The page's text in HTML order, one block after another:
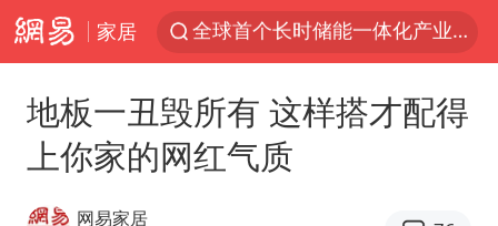
家居
台风白海豚已进入24小时警戒线
四川宜宾市高县4.9级地震致1人死亡
地板一丑毁所有 这样搭才配得
上你家的网红气质
网易家居